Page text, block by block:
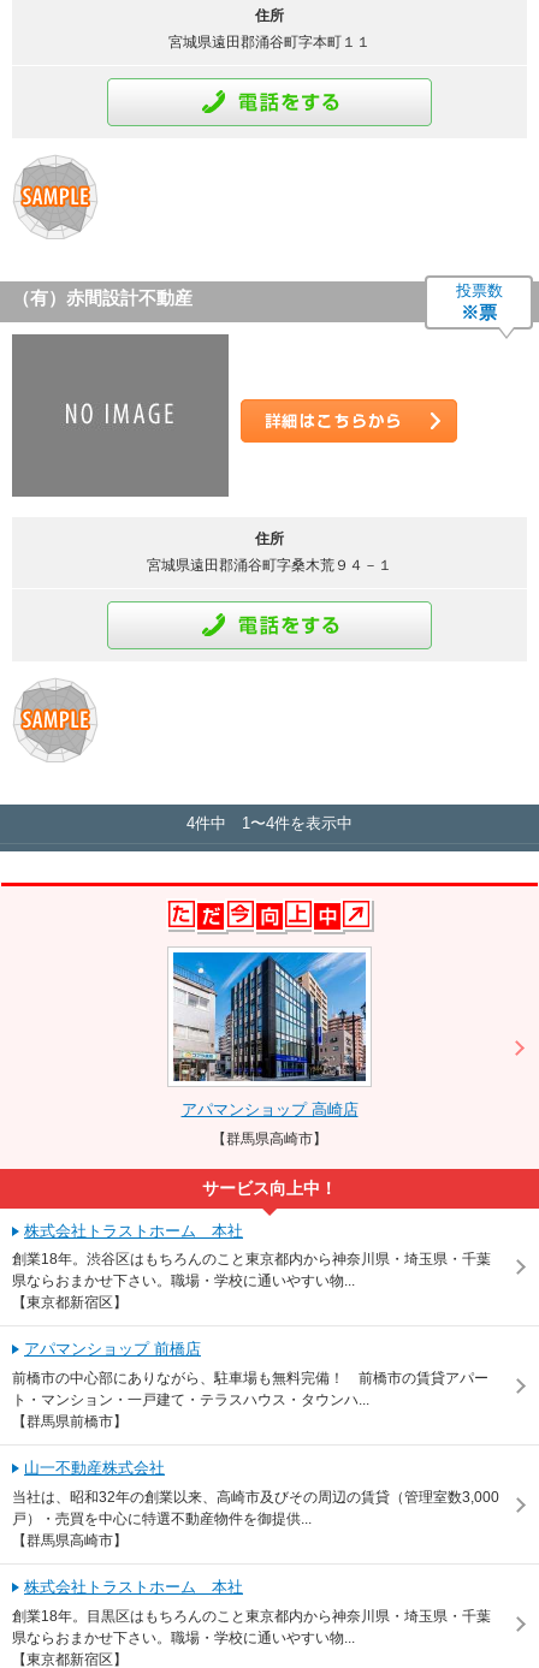
住所
宮城県遠田郡涌谷町字本町１１
（有）赤間設計不動産 投票数
※票
住所
宮城県遠田郡涌谷町字桑木荒９４－１
4件中 1〜4件を表示中
アパマンショップ 高崎店
【群馬県高崎市】
サービス向上中！
株式会社トラストホーム 本社
創業18年。渋谷区はもちろんのこと東京都内から神奈川県・埼玉県・千葉
県ならおまかせ下さい。職場・学校に通いやすい物...
【東京都新宿区】
アパマンショップ 前橋店
前橋市の中心部にありながら、駐車場も無料完備！ 前橋市の賃貸アパー
ト・マンション・一戸建て・テラスハウス・タウンハ...
【群馬県前橋市】
山一不動産株式会社
当社は、昭和32年の創業以来、高崎市及びその周辺の賃貸（管理室数3,000
戸）・売買を中心に特選不動産物件を御提供...
【群馬県高崎市】
株式会社トラストホーム 本社
創業18年。目黒区はもちろんのこと東京都内から神奈川県・埼玉県・千葉
県ならおまかせ下さい。職場・学校に通いやすい物...
【東京都新宿区】